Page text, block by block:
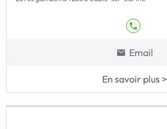
Email
En savoir plus >